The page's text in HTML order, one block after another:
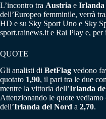
L’incontro tra Austria e Irlanda
dell’Europeo femminile, verrà
HD e su Sky Sport Uno e Sky
sport.rainews.it e Rai Play e,
QUOTE
Gli analisti di BetFlag vedono
quotato 1,90, il pari tra le due
mentre la vittoria dell’Irlanda
Attenzionando le quote vediamo
dell’Irlanda del Nord a 2,70.